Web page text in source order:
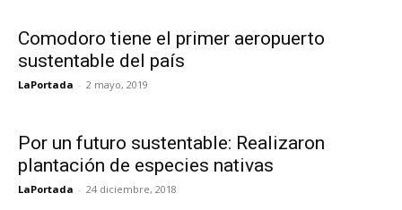
Comodoro tiene el primer aeropuerto
sustentable del país
LaPortada - 2 mayo, 2019
Por un futuro sustentable: Realizaron
plantación de especies nativas
LaPortada - 24 diciembre, 2018